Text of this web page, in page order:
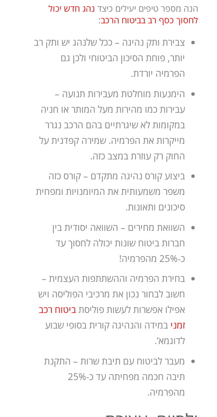
הנה מספר טיפים יעילים כיצד נהג חדש יכול
לחסוך כסף רב בביטוח הרכב:
צבירת ותק נהיגה – ככל שלנהג יש ותק רב
יותר, פוחת הסיכון הביטוחי ולכן גם
הפרמיה יורדת.
הימנעות מוחלטת מעבירות תנועה –
עבירות כמו מהירות מעל המותר או חניה
במקומות לא שיגרתיים בהם הרכב נגרר
מייקרות את הפרמיה. שמירה קפדנית על
החוק רק עוזרת במצב כזה.
ביצוע קורס נהיגה מתקדם – קורס כזה
משפר משמעותית את המיומנויות ומפחית
סיכונים ותאונות.
השוואת מחירים – השוואה יסודית בין
חברות ביטוח שונות יכולה לחסוך עד
כ-25% מהפרמיה!
בחירת הפרמיה וההשתתפות העצמית –
חשוב לבחור נכון את מרכיבי הפוליסה ויש
אפילו אפשרות לעשות פוליסתביטוח רכב
זמני במידה והנהיגה קורית בסופי שבוע
לדוגמא’.
מעבר לביטוח עם תיבת שרות – התקנת
תיבה חכמה מפחיתה עד כ-25%
מהפרמיה.